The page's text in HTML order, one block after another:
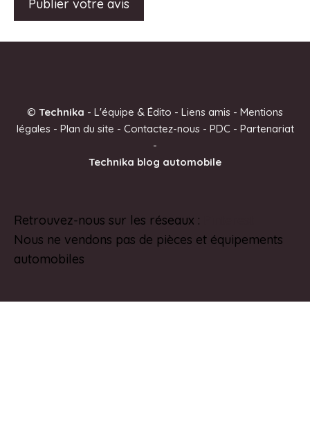
n
v
e
© Technika - L'équipe & Édito - Liens amis - Mentions
légales- Plan du site - Contactez-nous- PDC - Partenariat
-
Technika blog automobile
Retrouvez-nous sur les réseaux :
Nous ne vendons pas de pièces et équipements
automobiles